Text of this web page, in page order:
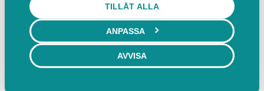
TILLÅT ALLA
ANPASSA
AVVISA